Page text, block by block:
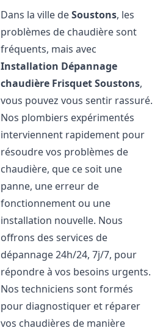
Dans la ville deSoustons, les
problèmes de chaudière sont
fréquents, mais avec
Installation Dépannage
chaudière FrisquetSoustons,
vous pouvez vous sentir rassuré.
Nos plombiers expérimentés
interviennent rapidement pour
résoudre vos problèmes de
chaudière, que ce soit une
panne, une erreur de
fonctionnement ou une
installation nouvelle. Nous
offrons des services de
dépannage 24h/24, 7j/7, pour
répondre à vos besoins urgents.
Nos techniciens sont formés
pour diagnostiquer et réparer
vos chaudières de manière